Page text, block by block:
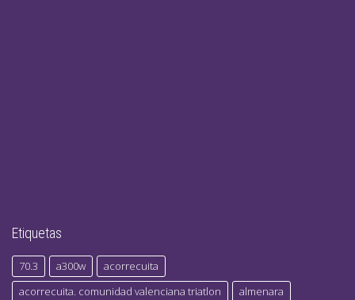
Etiquetas
70.3 a300w
acorrecuita
acorrecuita. comunidad valenciana triatlon
almenara